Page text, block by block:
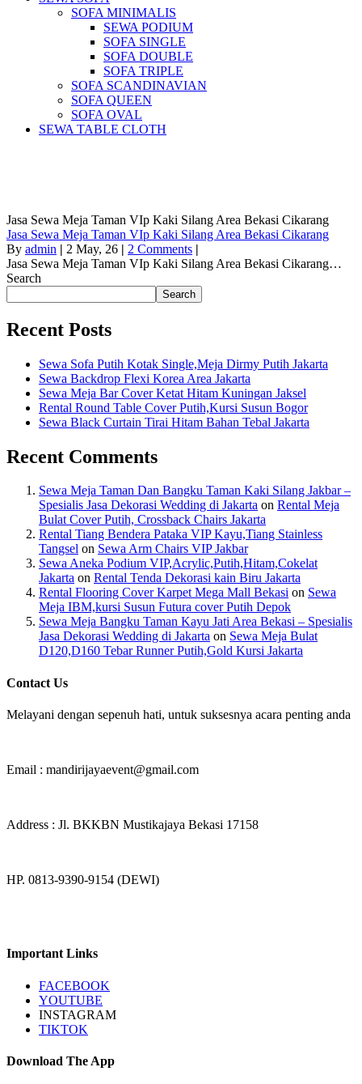
SOFA MINIMALIS
SEWA PODIUM
SOFA SINGLE
SOFA DOUBLE
SOFA TRIPLE
SOFA SCANDINAVIAN
SOFA QUEEN
SOFA OVAL
SEWA TABLE CLOTH
Jasa Sewa Meja Taman VIp Kaki Silang Area Bekasi Cikarang
Jasa Sewa Meja Taman VIp Kaki Silang Area Bekasi Cikarang
By admin | 2 May, 26 | 2 Comments |
Jasa Sewa Meja Taman VIp Kaki Silang Area Bekasi Cikarang…
Search
Search
Recent Posts
Sewa Sofa Putih Kotak Single,Meja Dirmy Putih Jakarta
Sewa Backdrop Flexi Korea Area Jakarta
Sewa Meja Bar Cover Ketat Hitam Kuningan Jaksel
Rental Round Table Cover Putih,Kursi Susun Bogor
Sewa Black Curtain Tirai Hitam Bahan Tebal Jakarta
Recent Comments
Sewa Meja Taman Dan Bangku Taman Kaki Silang Jakbar –
Spesialis Jasa Dekorasi Wedding di Jakarta on Rental Meja
Bulat Cover Putih, Crossback Chairs Jakarta
Rental Tiang Bendera Pataka VIP Kayu,Tiang Stainless
Tangsel on Sewa Arm Chairs VIP Jakbar
Sewa Aneka Podium VIP,Acrylic,Putih,Hitam,Cokelat
Jakarta on Rental Tenda Dekorasi kain Biru Jakarta
Rental Flooring Cover Karpet Mega Mall Bekasi on Sewa
Meja IBM,kursi Susun Futura cover Putih Depok
Sewa Meja Bangku Taman Kayu Jati Area Bekasi – Spesialis
Jasa Dekorasi Wedding di Jakarta on Sewa Meja Bulat
D120,D160 Tebar Runner Putih,Gold Kursi Jakarta
Contact Us
Melayani dengan sepenuh hati, untuk suksesnya acara penting anda
Email : mandirijayaevent@gmail.com
Address : Jl. BKKBN Mustikajaya Bekasi 17158
HP. 0813-9390-9154 (DEWI)
Important Links
FACEBOOK
YOUTUBE
INSTAGRAM
TIKTOK
Download The App